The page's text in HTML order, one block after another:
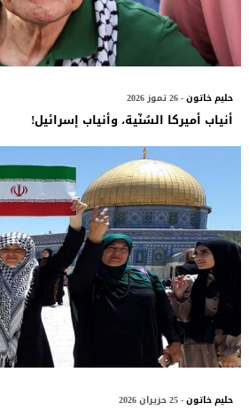
حليم خاتون- 26 تموز 2026
أنياب أميركا السُنّية، وأنياب إسرائيل!
حليم خاتون- 25 حزيران 2026